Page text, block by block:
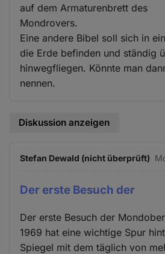
auf dem Armaturenbrett des
Mondrovers.
Eine andere Bibel soll sich in
die Erde befinden und ständig
hinwegfliegen. Könnte man
nennen.
Diskussion anzeigen
Stefan Dewald (nicht überprüft)
Der erste Besuch der
Der erste Besuch der
1969 hat eine wichtige Spur
Spiegel mit dem täglich von